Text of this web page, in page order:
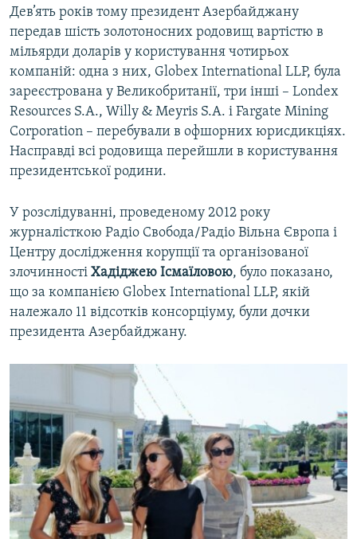
Дев’ять років тому президент Азербайджану
передав шість золотоносних родовищ вартістю в
мільярди доларів у користування чотирьох
компаній: одна з них, Globex International LLP, була
зареєстрована у Великобританії, три інші – Londex
Resources S.A., Willy & Meyris S.A. і Fargate Mining
Corporation – перебували в офшорних юрисдикціях.
Насправді всі родовища перейшли в користування
президентської родини.
У розслідуванні, проведеному 2012 року
журналісткою Радіо Свобода/Радіо Вільна Європа і
Центру дослідження корупції та організованої
злочинності Хадіджею Ісмаїловою, було показано,
що за компанією Globex International LLP, якій
належало 11 відсотків консорціуму, були дочки
президента Азербайджану.